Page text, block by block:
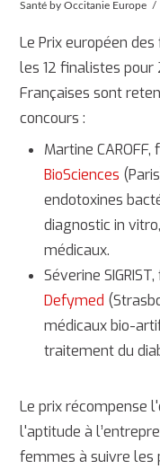
Santé by Occitanie Europe
Le Prix européen
les 12 finalistes pour
Françaises sont
concours :
Martine
BioSciences
endotoxines
diagnostic in
médicaux.
Séverine
Defymed
médicaux bio-
traitement du
Le prix récompense
l'aptitude à
femmes à suivre les